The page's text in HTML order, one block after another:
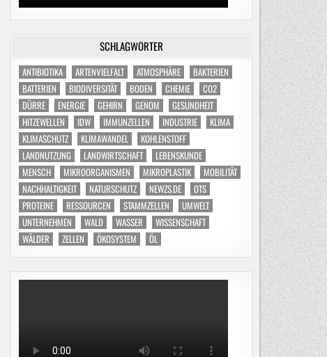
SCHLAGWÖRTER
ANTIBIOTIKA ARTENVIELFALT ATMOSPHÄRE
BAKTERIEN
BATTERIEN
BIODIVERSITÄT BODEN CHEMIE
CO2
DÜRRE
ENERGIE GEHIRN GENOM
GESUNDHEIT
HITZEWELLEN
IDW IMMUNZELLEN INDUSTRIE
KLIMA
KLIMASCHUTZ
KLIMAWANDEL
KOHLENSTOFF
LANDNUTZUNG
LANDWIRTSCHAFT
LEBENSKUNDE
MENSCH
MIKROORGANISMEN MIKROPLASTIK
MOBILITÄT
NACHHALTIGKEIT
NATURSCHUTZ NEWZS.DE
OTS
PROTEINE
RESSOURCEN STAMMZELLEN
UMWELT
UNTERNEHMEN
WALD WASSER
WISSENSCHAFT
WÄLDER
ZELLEN ÖKOSYSTEM ÖL